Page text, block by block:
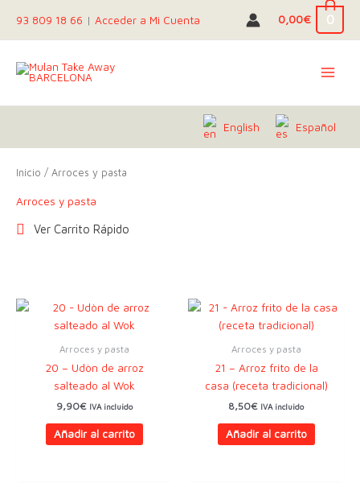
contenido
93 809 18 66 | Acceder a Mi Cuenta 0,00€ 0
English Español
Inicio / Arroces y pasta
Arroces y pasta
Ver Carrito Rápido
Arroces y pasta
20 – Udòn de arroz
salteado al Wok
9,90€ IVA incluido
Añadir al carrito
Arroces y pasta
21 – Arroz frito de la
casa (receta tradicional)
8,50€ IVA incluido
Añadir al carrito